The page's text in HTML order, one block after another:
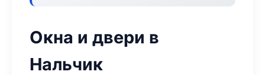
Окна и двери в
Нальчик